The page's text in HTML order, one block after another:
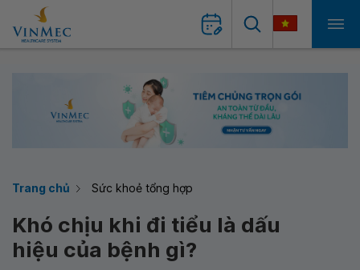
Trang chủ Sức khoẻ tổng hợp
Khó chịu khi đi tiểu là dấu
hiệu của bệnh gì?